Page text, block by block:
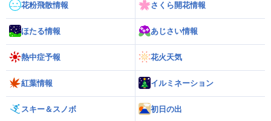
花粉飛散情報 さくら開花情報
ほたる情報 あじさい情報
熱中症予報 花火天気
紅葉情報 イルミネーション
スキー＆スノボ 初日の出